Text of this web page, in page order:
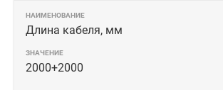
Длина кабеля, мм
2000+2000